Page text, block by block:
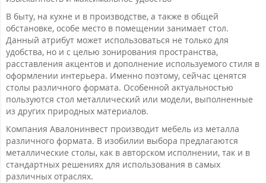
В быту, на кухне и в производстве, а также в общей
обстановке, особе место в помещении занимает стол.
Данный атрибут может использоваться не только для
удобства, но и с целью зонирования пространства,
расставления акцентов и дополнение используемого стиля в
оформлении интерьера. Именно поэтому, сейчас ценятся
столы различного формата. Особенной актуальностью
пользуются стол металлический или модели, выполненные
из других природных материалов.
Компания Авалонинвест производит мебель из металла
различного формата. В изобилии выбора предлагаются
металлические столы, как в авторском исполнении, так и в
стандартных решениях для использования в самых
различных отраслях.